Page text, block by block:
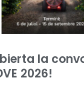
la
2026!